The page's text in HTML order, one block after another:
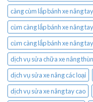
càng cùm lắp bánh xe nâng
cùm càng lắp bánh xe nâng
cùm càng lắp bánh xe nâng
dịch vụ sửa chữa xe nâng
dịch vụ sửa xe nâng các loại
dịch vụ sửa xe nâng tay cao